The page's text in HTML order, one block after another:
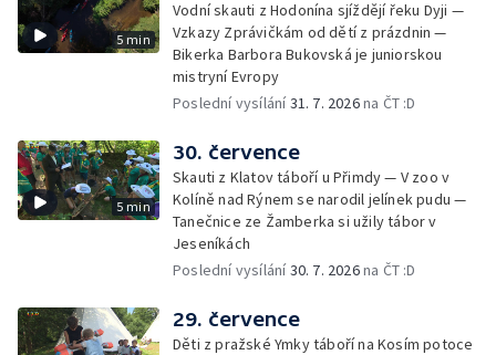
5 min
Vodní skauti z Hodonína sjíždějí řeku Dyji —
Vzkazy Zprávičkám od dětí z prázdnin —
Bikerka Barbora Bukovská je juniorskou
mistryní Evropy
Poslední vysílání31. 7. 2026na ČT :D
5 min
30. července
Skauti z Klatov táboří u Přimdy — V zoo v
Kolíně nad Rýnem se narodil jelínek pudu —
Tanečnice ze Žamberka si užily tábor v
Jeseníkách
Poslední vysílání30. 7. 2026na ČT :D
29. července
Děti z pražské Ymky táboří na Kosím potoce